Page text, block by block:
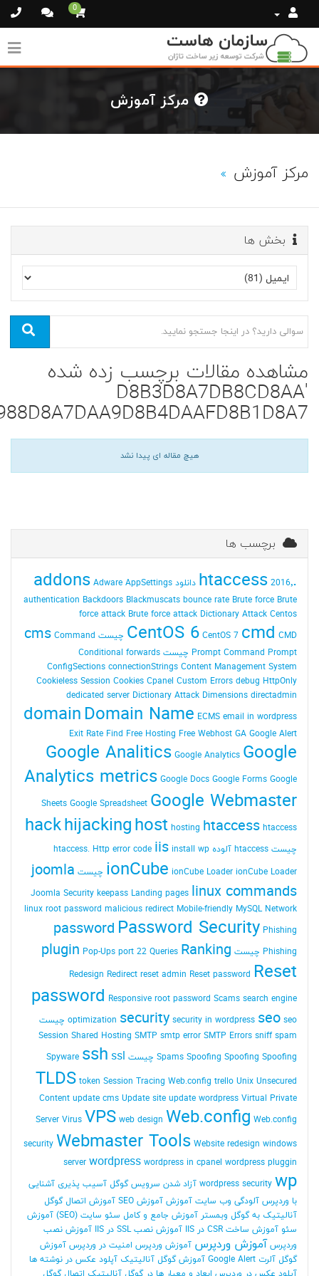
0
مرکز آموزش
بخش ها
مشاهده مقالات برچسب زده شده
'D8B3D8A7DB8CD8AA
هیچ مقاله ای پیدا نشد
برچسب ها
.htaccess2016٬ دانلود addons Adware AppSettings
authentication Backdoors Blackmuscats bounce rate Brute force Brute
force attack Brute force attack Dictionary Attack Centos
CentOS 6 CentOS 7 cmd CMD چیست cms Command
Prompt Command Prompt چیست
Conditional forwards
ConfigSections connectionStrings Content Management System
Cookieless Session Cookies Cpanel Custom Errors debug HttpOnly
dedicated server Dictionary Attack Dimensions directadmin
domain Domain Name ECMS email in wordpress
Exit Rate Find Free Hosting Free Webhost GA Google Alert
Google Analitics Google Analytics Google
Analytics metrics Google Docs Google Forms Google
Sheets Google Spreadsheet Google Webmaster
hackhijackinghost hosting htaccess htaccess
چیست htaccess آلوده htaccess. Http error code iis install wp
ionCube ionCube Loader ionCube Loader چیست joomla
Joomla Security keepass Landing pages linux commands
linux root password malicious redirect Mobile-friendly MySQL Network
password Password Security Phishing
Phishing چیست
plugin Pop-Ups port 22 Queries Ranking
Redesign Redirect reset admin Reset password Reset
password Responsive root password Scams search engine
optimization security security in wordpress seo seo چیست
Session Shared Hosting SMTP smtp error SMTP Errors sniff spam
Spams Spoofing Spoofing Spoofing چیست Spyware ssh ssl
TLDS token Session Tracing Web.config trello Unix Unsecured
Content update cms Update site update wordpress Virtual Private
Server Virus VPS web design Web.config Web.config
security Webmaster Tools Website redesign windows
server wordpress wordpress in cpanel wordpress pluggin
wordpress security wp آزاد شدن سرویس گوگل آسیب پذیری آشنایی
با وردپرس آلودگی وب سایت آموزش آموزش SEO
آموزش اتصال گوگل
آنالیتیک به گوگل وبمستر آموزش جامع و کامل سئو سایت (SEO)
آموزش
سئو آموزش ساخت CSR در IIS آموزش نصب SSL در IIS
آموزش نصب
وردپرس آموزش وردپرس آموزش وردپرس امنیت در وردپرس آموزش
گوگل آلرت Google Alert
آموزش گوگل آنالیتیک آپلود عکس در نوشته ها